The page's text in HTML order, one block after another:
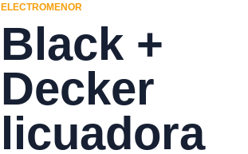
ELECTROMENOR
Black +
Decker
licuadora